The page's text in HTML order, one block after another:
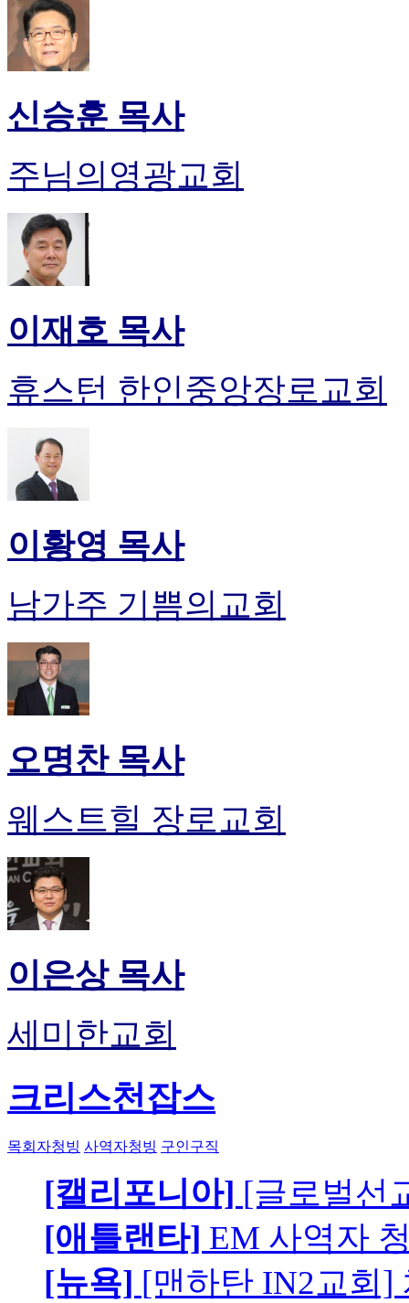
신승훈 목사
주님의영광교회
이재호 목사
휴스턴 한인중앙장로교회
이황영 목사
남가주 기쁨의교회
오명찬 목사
웨스트힐 장로교회
이은상 목사
세미한교회
크리스천잡스
목회자청빙 사역자청빙 구인구직
[캘리포니아] [글로벌선
[애틀랜타] EM 사역자
[뉴욕] [맨하탄 IN2교회]